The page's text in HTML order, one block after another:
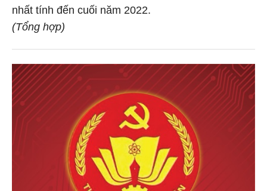
nhất tính đến cuối năm 2022.
(Tổng hợp)